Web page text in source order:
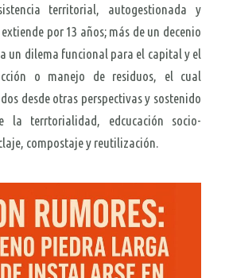
territorial, autogestionada y
por 13 años; más de un decenio
un dilema funcional para el capital y el
o manejo de residuos, el cual
desde otras perspectivas y sostenido
la terrtorialidad, edcucación socio-
compostaje y reutilización.